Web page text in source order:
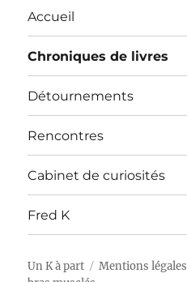
Accueil
Chroniques de livres
Détournements
Rencontres
Cabinet de curiosités
Fred K
Un K à part Mentions légales